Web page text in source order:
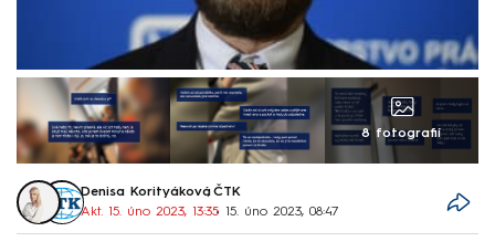
8 fotografií
Denisa Korityáková, ČTK
Akt. 15. úno 2023, 13:35• 15. úno 2023, 08:47